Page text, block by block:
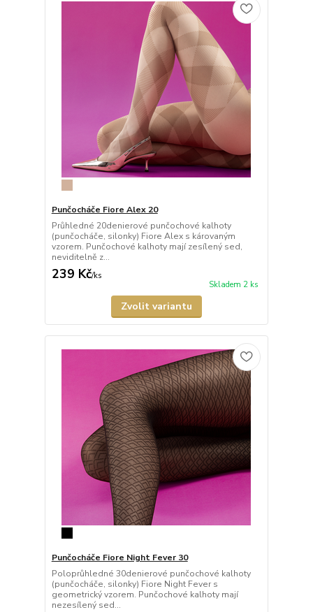
Punčocháče Fiore Alex 20
Průhledné 20denierové punčochové kalhoty
(punčocháče, silonky) Fiore Alex s károvaným
vzorem. Punčochové kalhoty mají zesílený sed,
neviditelně z...
239 Kč/ks
Skladem 2 ks
Zvolit variantu
Punčocháče Fiore Night Fever 30
Poloprůhledné 30denierové punčochové kalhoty
(punčocháče, silonky) Fiore Night Fever s
geometrický vzorem. Punčochové kalhoty mají
nezesílený sed...